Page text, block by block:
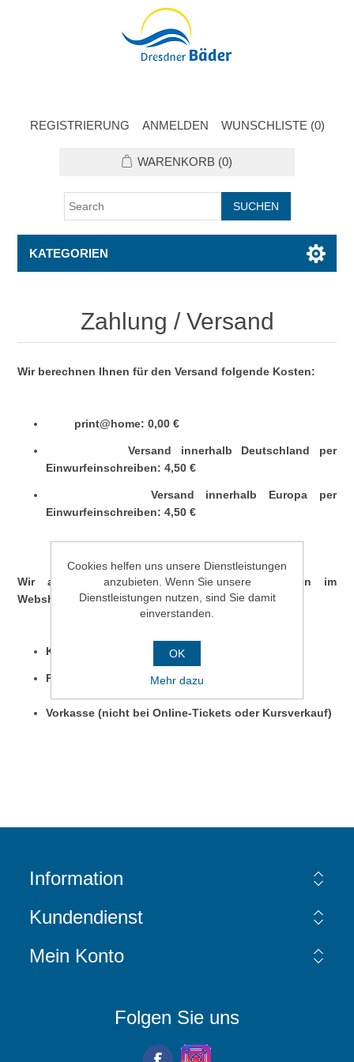
REGISTRIERUNG ANMELDEN WUNSCHLISTE (0)
WARENKORB (0)
KATEGORIEN
Zahlung / Versand
Wir berechnen Ihnen für den Versand folgende Kosten:
print@home: 0,00 €
Versand innerhalb Deutschland per
Einwurfeinschreiben: 4,50 €
Versand innerhalb Europa per
Einwurfeinschreiben: 4,50 €
Wir akzeptieren folgende Zahlungsmöglichkeiten im
Webshop der Dresdner Bäder GmbH:
Kreditkarte (VISA, Mastercard, Debit)
PayPal
Vorkasse (nicht bei Online-Tickets oder Kursverkauf)
Information
Kundendienst
Mein Konto
Folgen Sie uns
Cookies helfen uns unsere Dienstleistungen
anzubieten. Wenn Sie unsere
Dienstleistungen nutzen, sind Sie damit
einverstanden.
OK
Mehr dazu